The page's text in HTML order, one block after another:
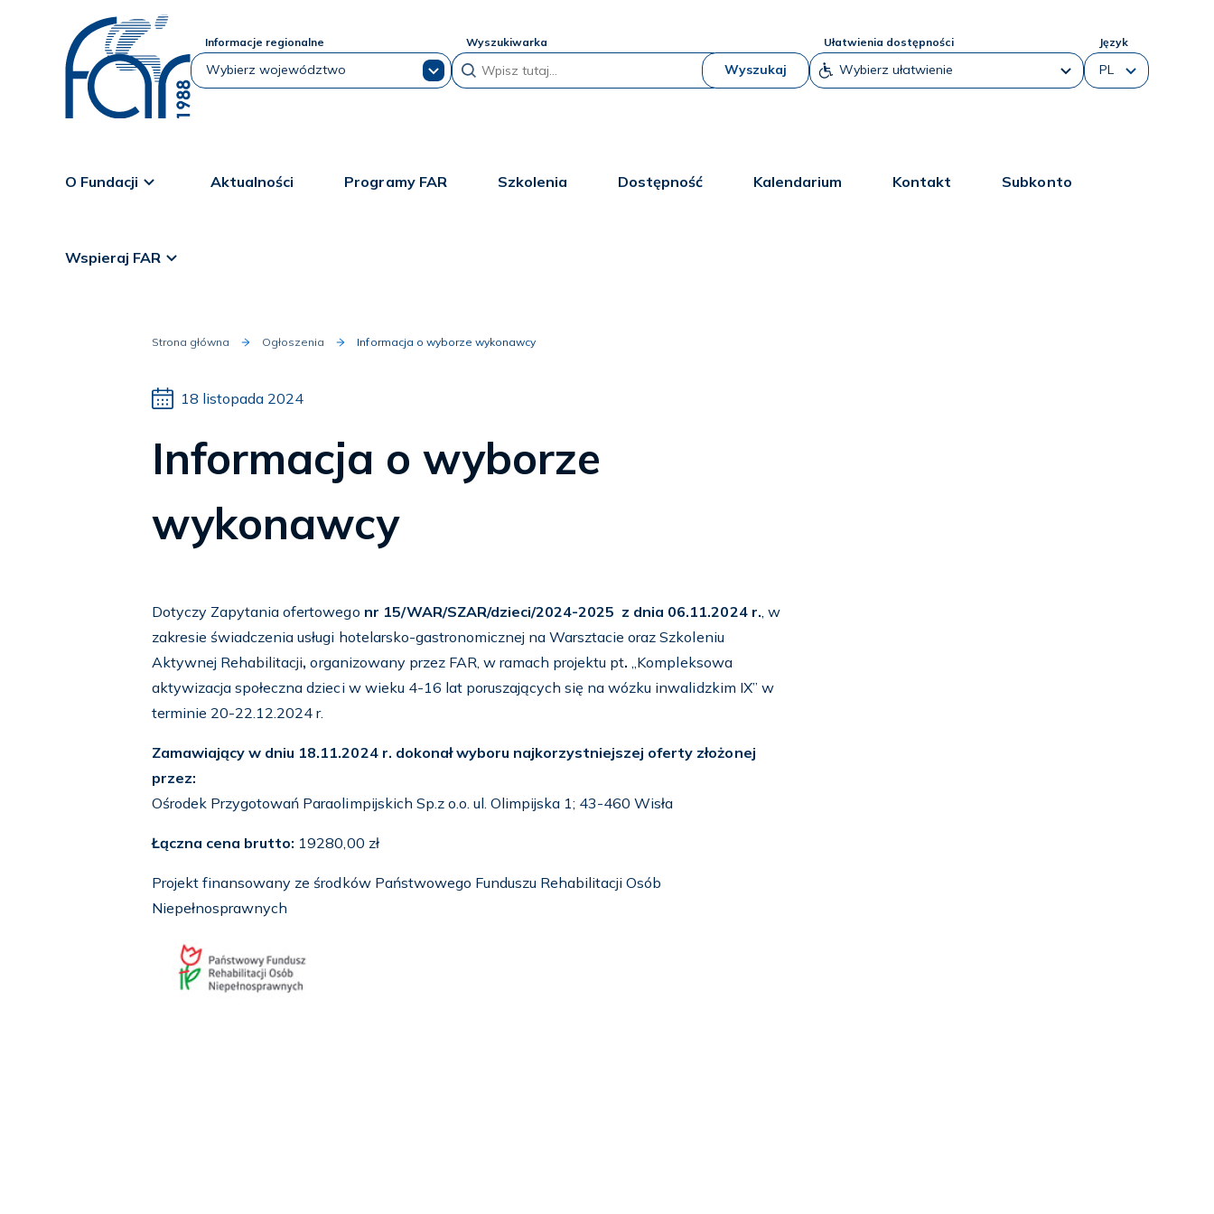
Informacje regionalne Wyszukiwarka
Wyszukaj
Ułatwienia dostępności Język
O Fundacji Aktualności Programy FAR Szkolenia Dostępność Kalendarium Kontakt Subkonto
Wspieraj FAR
Strona główna Ogłoszenia Informacja o wyborze wykonawcy
18 listopada 2024
Informacja o wyborze
wykonawcy
Dotyczy Zapytania ofertowego nr 15/WAR/SZAR/dzieci/2024-2025 z dnia 06.11.2024 r., w
zakresie świadczenia usługi hotelarsko-gastronomicznej na Warsztacie oraz Szkoleniu
Aktywnej Rehabilitacji, organizowany przez FAR, w ramach projektu pt.„Kompleksowa
aktywizacja społeczna dzieci w wieku 4-16 lat poruszających się na wózku inwalidzkim IX” w
terminie 20-22.12.2024 r.
Zamawiający w dniu 18.11.2024 r. dokonał wyboru najkorzystniejszej oferty złożonej
przez:
Ośrodek Przygotowań Paraolimpijskich Sp.z o.o. ul. Olimpijska 1; 43-460 Wisła
Łączna cena brutto: 19280,00 zł
Projekt finansowany ze środków Państwowego Funduszu Rehabilitacji Osób
Niepełnosprawnych